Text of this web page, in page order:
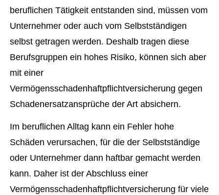
beruflichen Tätigkeit entstanden sind, müssen vom
Unternehmer oder auch vom Selbstständigen
selbst getragen werden. Deshalb tragen diese
Berufsgruppen ein hohes Risiko, können sich aber
mit einer
Vermögensschadenhaftpflichtversicherung gegen
Schadenersatzansprüche der Art absichern.
Im beruflichen Alltag kann ein Fehler hohe
Schäden verursachen, für die der Selbstständige
oder Unternehmer dann haftbar gemacht werden
kann. Daher ist der Abschluss einer
Vermögensschadenhaftpflichtversicherung für viele